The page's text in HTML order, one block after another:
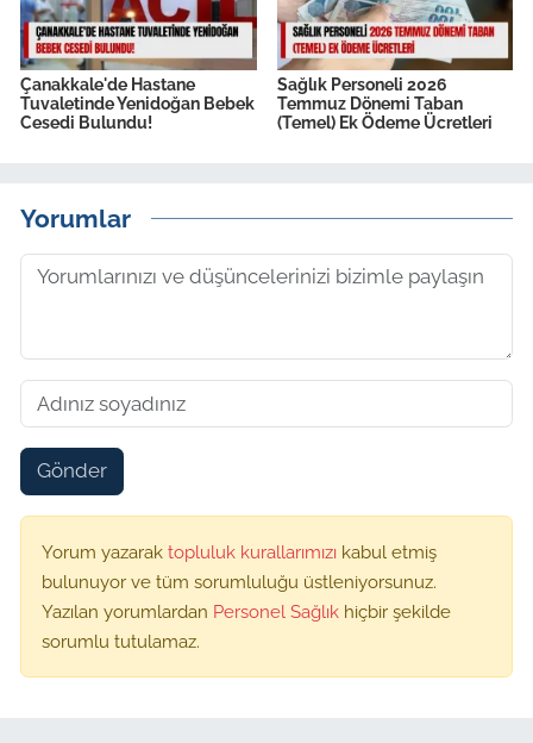
Çanakkale'de Hastane
Tuvaletinde Yenidoğan Bebek
Cesedi Bulundu!
Sağlık Personeli 2026
Temmuz Dönemi Taban
(Temel) Ek Ödeme Ücretleri
Yorumlar
Gönder
Yorum yazarak topluluk kurallarımızı kabul etmiş
bulunuyor ve tüm sorumluluğu üstleniyorsunuz.
Yazılan yorumlardan Personel Sağlık hiçbir şekilde
sorumlu tutulamaz.